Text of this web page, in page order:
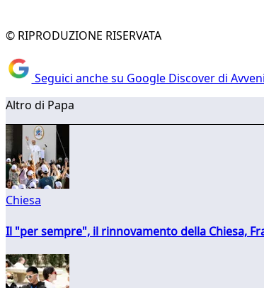
© RIPRODUZIONE RISERVATA
Seguici anche su Google Discover di
Altro di Papa
Chiesa
Il "per sempre", il rinnovamento della Chiesa,